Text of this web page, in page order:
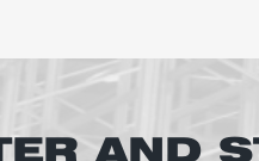
AND